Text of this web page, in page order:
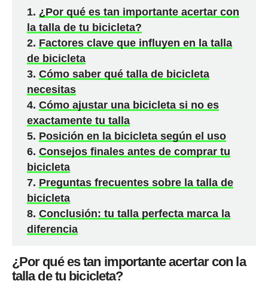
¿Por qué es tan importante acertar con
la talla de tu bicicleta?
Factores clave que influyen en la talla
de bicicleta
Cómo saber qué talla de bicicleta
necesitas
Cómo ajustar una bicicleta si no es
exactamente tu talla
Posición en la bicicleta según el uso
Consejos finales antes de comprar tu
bicicleta
Preguntas frecuentes sobre la talla de
bicicleta
Conclusión: tu talla perfecta marca la
diferencia
¿Por qué es tan importante acertar con la
talla de tu bicicleta?